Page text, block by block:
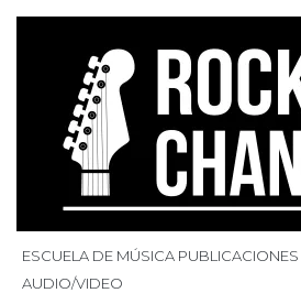
ESCUELA DE MÚSICA PUBLICACIONES
AUDIO/VIDEO